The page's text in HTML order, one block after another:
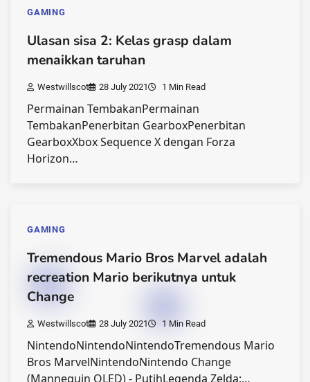
GAMING
Ulasan sisa 2: Kelas grasp dalam
menaikkan taruhan
Westwillscot 28 July 2021 1 Min Read
Permainan TembakanPermainan
TembakanPenerbitan GearboxPenerbitan
Gearbox‎Xbox Sequence X dengan Forza
Horizon…
GAMING
Tremendous Mario Bros Marvel adalah
recreation Mario berikutnya untuk
Change
Westwillscot 28 July 2021 1 Min Read
NintendoNintendoNintendoTremendous Mario
Bros MarvelNintendoNintendo Change
(Mannequin OLED) - PutihLegenda Zelda:…